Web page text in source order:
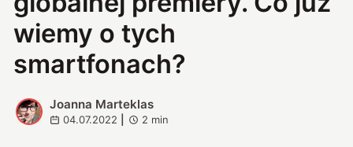
wiemy o tych
smartfonach?
J
Joanna Marteklas
04.07.2022 2 min